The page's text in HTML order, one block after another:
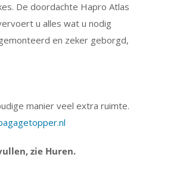
De doordachte Hapro Atlas
u alles wat u nodig
en zeker geborgd,
manier veel extra ruimte.
zie Huren.